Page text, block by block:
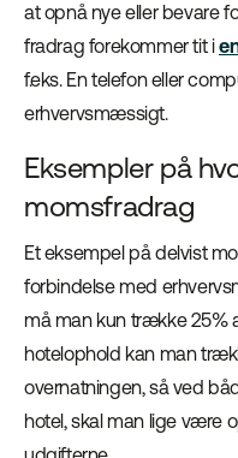
at opnå nye eller bevare
fradrag forekommer tit i
f.eks. En telefon eller
erhvervsmæssigt.
Eksempler på
momsfradrag
Et eksempel på delvist
forbindelse med
må man kun trække 25%
hotelophold kan man
overnatningen, så ved
hotel, skal man lige være